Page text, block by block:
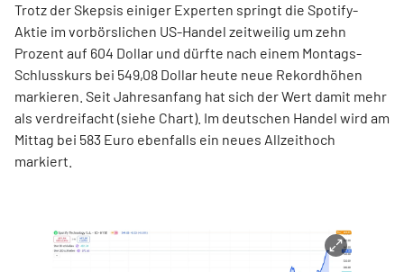
Trotz der Skepsis einiger Experten springt die Spotify-
Aktie im vorbörslichen US-Handel zeitweilig um zehn
Prozent auf 604 Dollar und dürfte nach einem Montags-
Schlusskurs bei 549,08 Dollar heute neue Rekordhöhen
markieren. Seit Jahresanfang hat sich der Wert damit mehr
als verdreifacht (siehe Chart). Im deutschen Handel wird am
Mittag bei 583 Euro ebenfalls ein neues Allzeithoch
markiert.